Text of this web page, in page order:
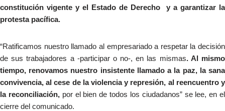
constitución vigente y el Estado de Derecho y a garantizar la
protesta pacífica.
“Ratificamos nuestro llamado al empresariado a respetar la decisión
de sus trabajadores a -participar o no-, en las mismas. Al mismo
tiempo, renovamos nuestro insistente llamado a la paz, la sana
convivencia, al cese de la violencia y represión, al reencuentro y
la reconciliación,por el bien de todos los ciudadanos” se lee, en el
cierre del comunicado.